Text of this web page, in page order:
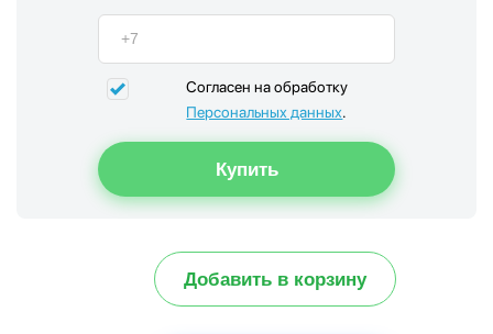
Согласен на обработку
Персональных данных.
Добавить в корзину